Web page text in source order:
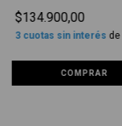
$134.900,00
3cuotas sin interés de
COMPRAR